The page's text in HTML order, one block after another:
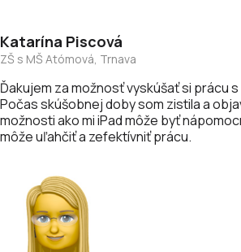
Katarína Piscová
ZŠ s MŠ Atómová, Trnava
Ďakujem za možnosť vyskúšať si prácu s
Počas skúšobnej doby som zistila a
možnosti ako mi iPad môže byť
môže uľahčiť a zefektívniť prácu.